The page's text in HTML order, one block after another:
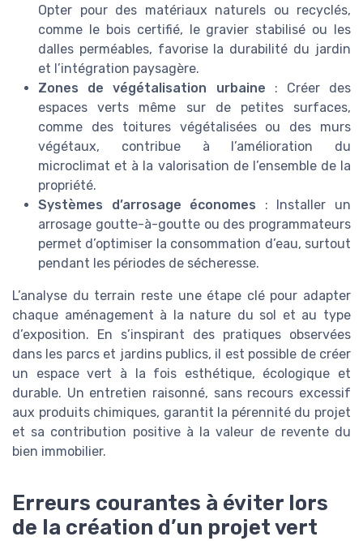
Opter pour des matériaux naturels ou recyclés,
comme le bois certifié, le gravier stabilisé ou les
dalles perméables, favorise la durabilité du jardin
et l’intégration paysagère.
Zones de végétalisation urbaine : Créer des
espaces verts même sur de petites surfaces,
comme des toitures végétalisées ou des murs
végétaux, contribue à l’amélioration du
microclimat et à la valorisation de l’ensemble de la
propriété.
Systèmes d’arrosage économes : Installer un
arrosage goutte-à-goutte ou des programmateurs
permet d’optimiser la consommation d’eau, surtout
pendant les périodes de sécheresse.
L’analyse du terrain reste une étape clé pour adapter
chaque aménagement à la nature du sol et au type
d’exposition. En s’inspirant des pratiques observées
dans les parcs et jardins publics, il est possible de créer
un espace vert à la fois esthétique, écologique et
durable. Un entretien raisonné, sans recours excessif
aux produits chimiques, garantit la pérennité du projet
et sa contribution positive à la valeur de revente du
bien immobilier.
Erreurs courantes à éviter lors
de la création d’un projet vert